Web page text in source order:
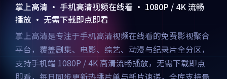
掌上高清 · 手机高清视频在线看 · 1080P / 4K 流畅
播放 · 无需下载即点即看
掌上高清是专注于手机高清视频在线看的免费影视聚合
平台，覆盖剧集、电影、综艺、动漫与纪录片全分区，
支持手机端 1080P / 4K 高清流畅播放，无需下载即点